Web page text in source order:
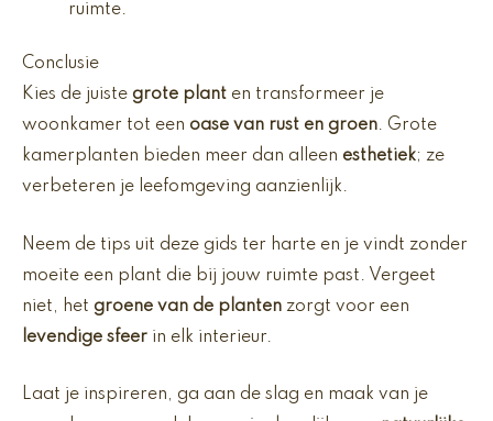
ruimte.
Conclusie
Kies de juiste grote plant en transformeer je
woonkamer tot een oase van rust en groen. Grote
kamerplanten bieden meer dan alleen esthetiek; ze
verbeteren je leefomgeving aanzienlijk.
Neem de tips uit deze gids ter harte en je vindt zonder
moeite een plant die bij jouw ruimte past. Vergeet
niet, het groene van de planten zorgt voor een
levendige sfeer in elk interieur.
Laat je inspireren, ga aan de slag en maak van je